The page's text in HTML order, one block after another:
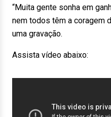
“Muita gente sonha em
nem todos têm a coragem
uma gravação.
Assista vídeo abaixo: